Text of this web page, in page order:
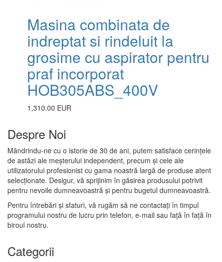
Masina combinata de
indreptat si rindeluit la
grosime cu aspirator pentru
praf incorporat
HOB305ABS_400V
1,310.00 EUR
Despre Noi
Mândrindu-ne cu o istorie de 30 de ani, putem satisface cerințele
de astăzi ale meșterului independent, precum și cele ale
utilizatorului profesionist cu gama noastră largă de produse atent
selecționate. Desigur, vă sprijinim în găsirea produsului potrivit
pentru nevoile dumneavoastră și pentru bugetul dumneavoastră.
Pentru întrebări și sfaturi, vă rugăm să ne contactați în timpul
programului nostru de lucru prin telefon, e-mail sau față în față în
biroul nostru.
Categorii